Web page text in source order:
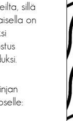
sillä
on